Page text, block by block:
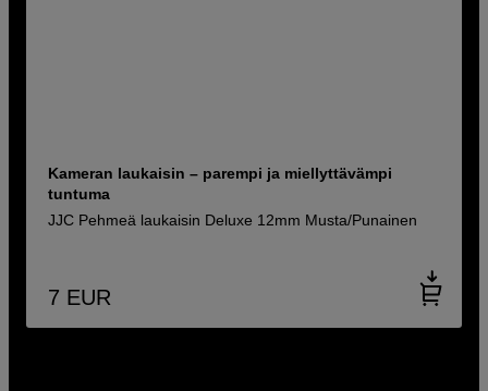
Kameran laukaisin – parempi ja miellyttävämpi
tuntuma
JJC Pehmeä laukaisin Deluxe 12mm Musta/Punainen
7 EUR